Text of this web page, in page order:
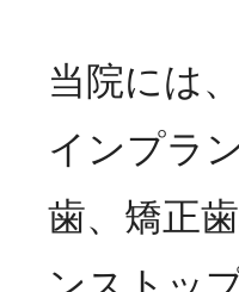
当院には
インプラ
歯、矯正